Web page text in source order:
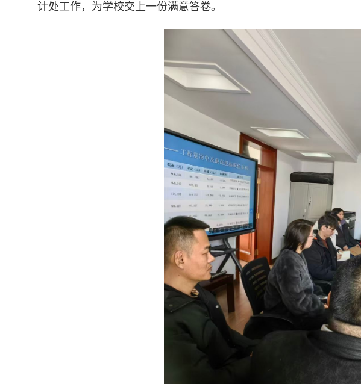
计处工作，为学校交上一份满意答卷。